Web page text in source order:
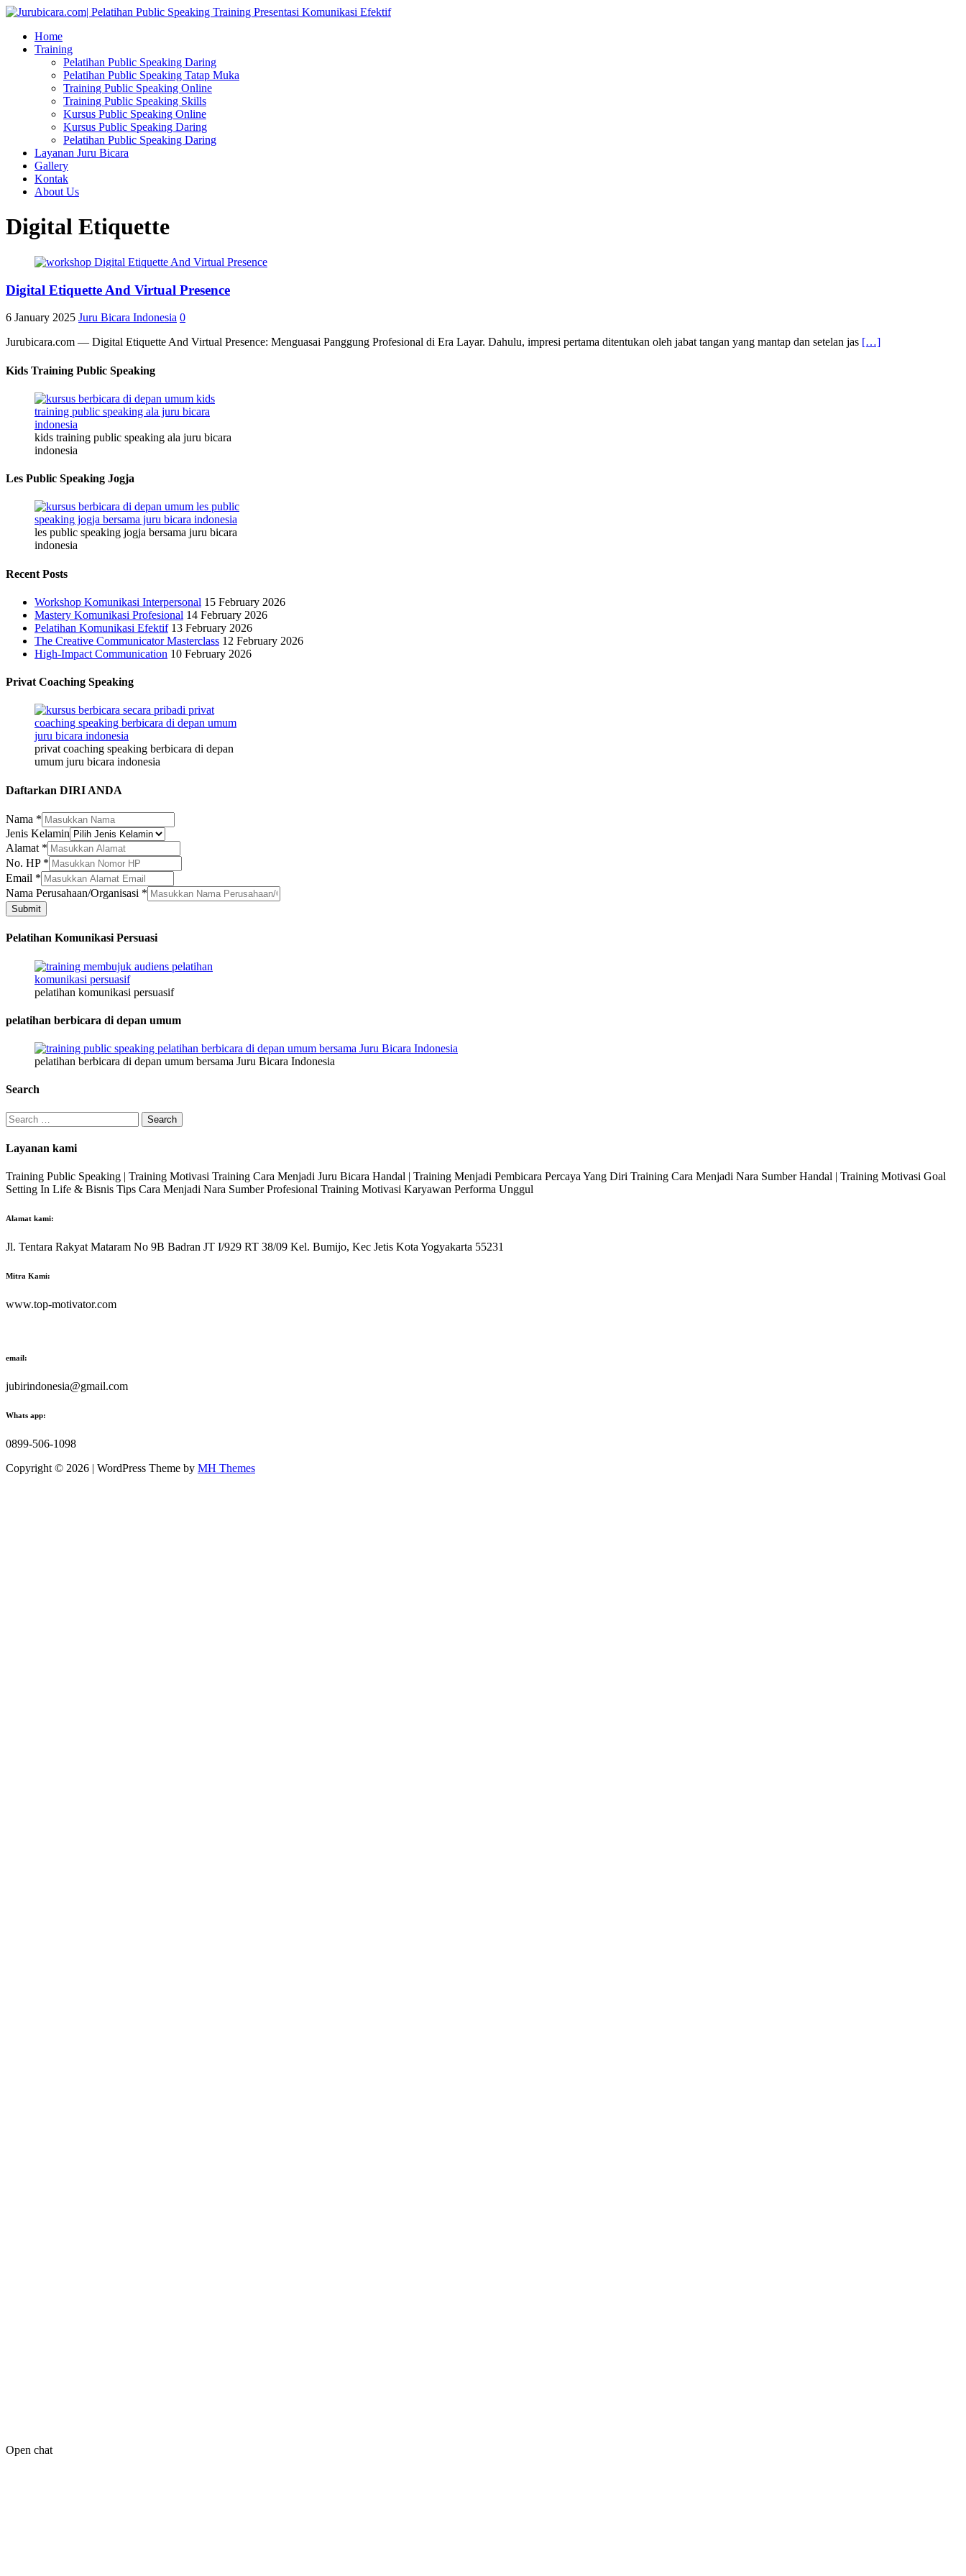
Home
Training
Pelatihan Public Speaking Daring
Pelatihan Public Speaking Tatap Muka
Training Public Speaking Online
Training Public Speaking Skills
Kursus Public Speaking Online
Kursus Public Speaking Daring
Pelatihan Public Speaking Daring
Layanan Juru Bicara
Gallery
Kontak
About Us
Digital Etiquette
Digital Etiquette And Virtual Presence
6 January 2025 Juru Bicara Indonesia 0
Jurubicara.com — Digital Etiquette And Virtual Presence: Menguasai Panggung Profesional di Era Layar. Dahulu, impresi pertama ditentukan oleh jabat tangan yang mantap dan setelan jas […]
Kids Training Public Speaking
kids training public speaking ala juru bicara
indonesia
Les Public Speaking Jogja
les public speaking jogja bersama juru bicara
indonesia
Recent Posts
Workshop Komunikasi Interpersonal 15 February 2026
Mastery Komunikasi Profesional 14 February 2026
Pelatihan Komunikasi Efektif 13 February 2026
The Creative Communicator Masterclass 12 February 2026
High-Impact Communication 10 February 2026
Privat Coaching Speaking
privat coaching speaking berbicara di depan
umum juru bicara indonesia
Daftarkan DIRI ANDA
Jenis
Nama
Nama
Nama *
Jenis Kelamin
Alamat *
No. HP *
Email *
Nama Perusahaan/Organisasi *
Submit
Pelatihan Komunikasi Persuasi
pelatihan komunikasi persuasif
pelatihan berbicara di depan umum
pelatihan berbicara di depan umum bersama Juru Bicara Indonesia
Search
Search
for:
Layanan kami
Training Public Speaking | Training Motivasi Training Cara Menjadi Juru Bicara Handal | Training Menjadi Pembicara Percaya Yang Diri Training Cara Menjadi Nara Sumber Handal | Training Motivasi Goal
Setting In Life & Bisnis Tips Cara Menjadi Nara Sumber Profesional Training Motivasi Karyawan Performa Unggul
Alamat kami:
Jl. Tentara Rakyat Mataram No 9B Badran JT I/929 RT 38/09 Kel. Bumijo, Kec Jetis Kota Yogyakarta 55231
Mitra Kami:
www.top-motivator.com
email:
jubirindonesia@gmail.com
Whats app:
0899-506-1098
Copyright © 2026 | WordPress Theme by MH Themes
Open chat